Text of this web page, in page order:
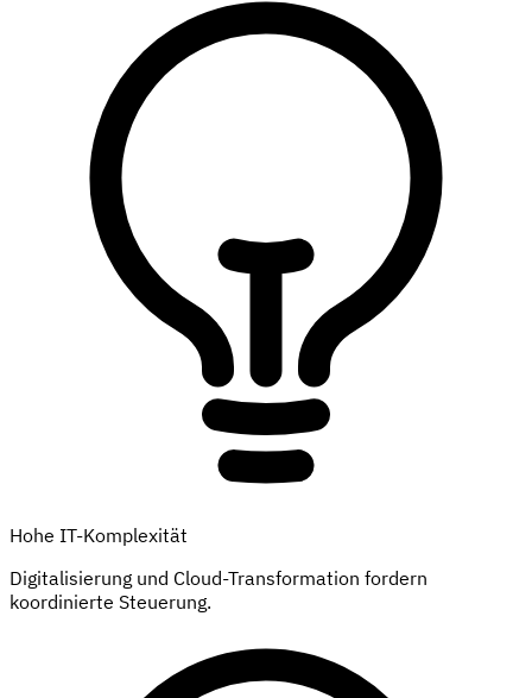
Hohe IT-Komplexität
Digitalisierung und Cloud-Transformation fordern
koordinierte Steuerung.